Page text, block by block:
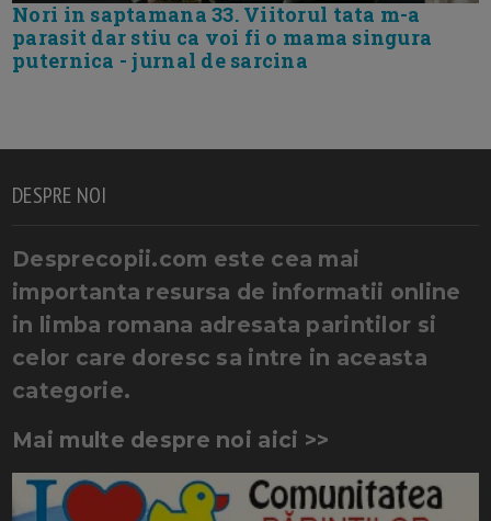
Nori in saptamana 33. Viitorul tata m-a
parasit dar stiu ca voi fi o mama singura
puternica - jurnal de sarcina
DESPRE NOI
Desprecopii.com este cea mai
importanta resursa de informatii online
in limba romana adresata parintilor si
celor care doresc sa intre in aceasta
categorie.
Mai multe despre noi aici >>